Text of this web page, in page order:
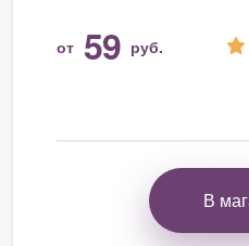
от 59 руб.
В